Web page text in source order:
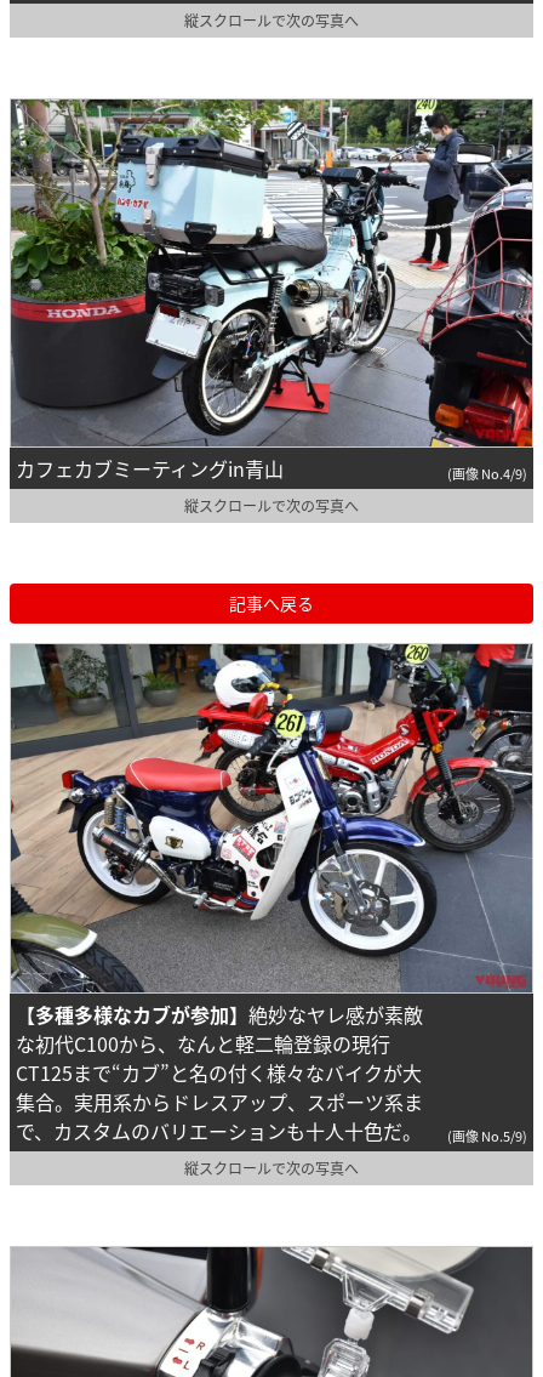
縦スクロールで次の写真へ
カフェカブミーティングin青山 (画像 No.4/9)
縦スクロールで次の写真へ
記事へ戻る
【多種多様なカブが参加】 絶妙なヤレ感が素敵
な初代C100から、なんと軽二輪登録の現行
CT125まで“カブ”と名の付く様々なバイクが大
集合。実用系からドレスアップ、スポーツ系ま
で、カスタムのバリエーションも十人十色だ。
(画像 No.5/9)
縦スクロールで次の写真へ